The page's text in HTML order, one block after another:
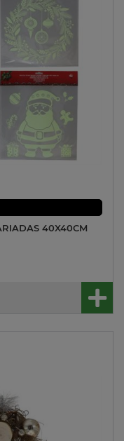
40X40CM